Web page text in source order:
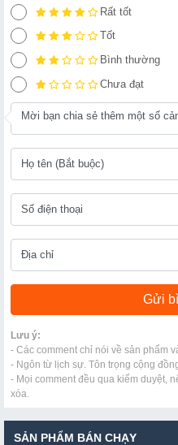
Rất tốt
Tốt
Bình thường
Chưa đạt
Lưu ý:
- Các comment chỉ nói về sản phẩm
- Ngôn từ lịch sự. Tôn trọng cộng
- Mọi comment đều qua kiểm duyệt,
xóa.
SẢN PHẨM BÁN CHẠY